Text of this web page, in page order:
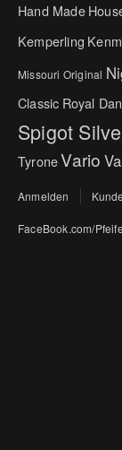
Hand Made
Kemperling
Missouri Original
Classic Royal
Spigot
TyroneVario
Anmelden
FaceBook.com/